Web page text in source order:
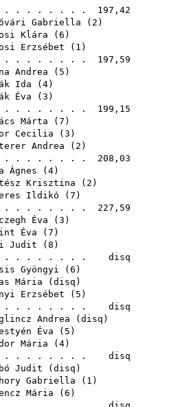
. . . . . . . 197,42
Gabriella ( 2 )
Klára ( 6 )
Erzsébet ( 1 )
. . . . . . . 197,59
Andrea ( 5 )
Ida ( 4)
Éva ( 3 )
. . . . . . . 199,15
Márta ( 7 )
Cecilia ( 3 )
Andrea ( 2 )
. . . . . . . 208,03
Ágnes ( 4)
Krisztina ( 2 )
Ildikó ( 7 )
. . . . . . . 227,59
Éva ( 3 )
Éva ( 7 )
Judit ( 8 )
. . . . . . . . disq
Gyöngyi ( 6 )
Mária ( disq )
Erzsébet ( 5 )
. . . . . . . . disq
Andrea ( disq )
Éva ( 5 )
Mária ( 4)
. . . . . . . . disq
Judit ( disq )
Gabriella ( 1 )
Mária ( 6 )